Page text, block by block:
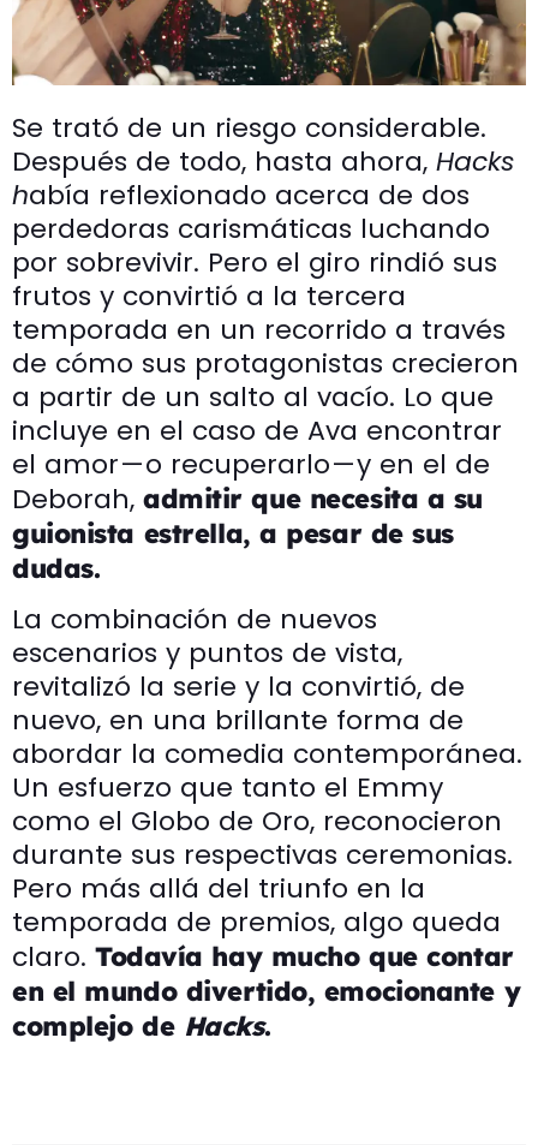
Se trató de un riesgo considerable.
Después de todo, hasta ahora, Hacks
había reflexionado acerca de dos
perdedoras carismáticas luchando
por sobrevivir. Pero el giro rindió sus
frutos y convirtió a la tercera
temporada en un recorrido a través
de cómo sus protagonistas crecieron
a partir de un salto al vacío. Lo que
incluye en el caso de Ava encontrar
el amor — o recuperarlo — y en el de
Deborah, admitir que necesita a su
guionista estrella, a pesar de sus
dudas.
La combinación de nuevos
escenarios y puntos de vista,
revitalizó la serie y la convirtió, de
nuevo, en una brillante forma de
abordar la comedia contemporánea.
Un esfuerzo que tanto el Emmy
como el Globo de Oro, reconocieron
durante sus respectivas ceremonias.
Pero más allá del triunfo en la
temporada de premios, algo queda
claro. Todavía hay mucho que contar
en el mundo divertido, emocionante y
complejo de Hacks.